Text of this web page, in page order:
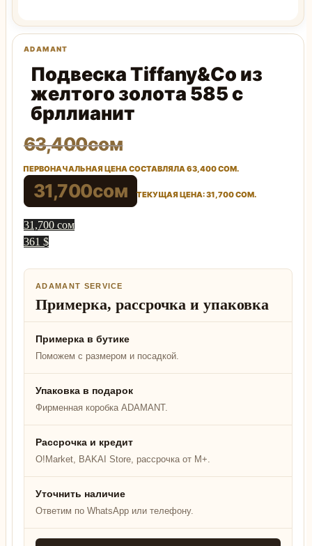
Подвеска Tiffany&Co из
желтого золота 585 с
брллианит
63,400сом
ПЕРВОНАЧАЛЬНАЯ ЦЕНА СОСТАВЛЯЛА 63,400 СОМ.
31,700сом ТЕКУЩАЯ ЦЕНА: 31,700 СОМ.
31,700 сом
361 $
ADAMANT SERVICE
Примерка, рассрочка и упаковка
Примерка в бутике
Поможем с размером и посадкой.
Упаковка в подарок
Фирменная коробка ADAMANT.
Рассрочка и кредит
O!Market, BAKAI Store, рассрочка от M+.
Уточнить наличие
Ответим по WhatsApp или телефону.